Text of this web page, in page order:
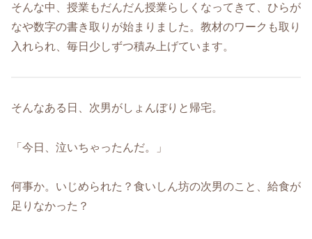
そんな中、授業もだんだん授業らしくなってきて、ひらが
なや数字の書き取りが始まりました。教材のワークも取り
入れられ、毎日少しずつ積み上げています。
そんなある日、次男がしょんぼりと帰宅。
「今日、泣いちゃったんだ。」
何事か。いじめられた？食いしん坊の次男のこと、給食が
足りなかった？